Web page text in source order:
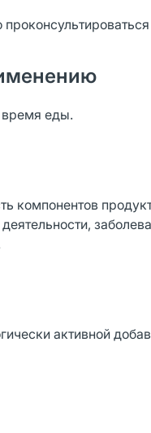
время еды.
компонентов
активной